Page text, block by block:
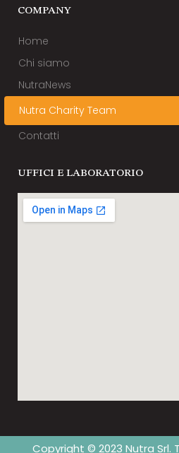
COMPANY
Home
Chi siamo
NutraNews
Nutra Charity Team
Contatti
UFFICI E LABORATORIO
Copyright © 2023 Nutra Srl.